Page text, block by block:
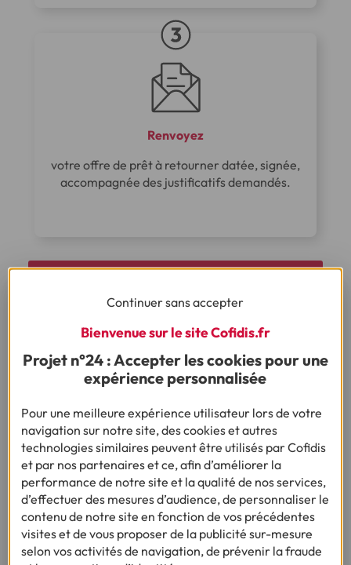
Renvoyez
votre offre de prêt à retourner datée, signée,
accompagnée des justificatifs demandés.
Comment fonctionne le rachat de
crédit ? Les étapes clés
créditse compose de plusieurs étapes :
Évaluation de votre situation et de vos besoins :
observez votre situation budgétaire : vos revenus et vos
charges, calculez votre "reste à vivre" ou votre taux
d'endettement et listez vos prêts en cours, vos
mensualités, le montant total restant dû pour chaque
prêt.
Faire une simulation en ligne :utilisez notre simulateur
Continuer sans accepter
Bienvenue sur le site Cofidis.fr
Projet n°24 : Accepter les cookies pour une
expérience personnalisée
Pour une meilleure expérience utilisateur lors de votre
navigation sur notre site, des cookies et autres
technologies similaires peuvent être utilisés par Cofidis
et par nos partenaires et ce, afin d’améliorer la
performance de notre site et la qualité de nos services,
d’effectuer des mesures d’audience, de personnaliser le
contenu de notre site en fonction de vos précédentes
visites et de vous proposer de la publicité sur-mesure
selon vos activités de navigation, de prévenir la fraude